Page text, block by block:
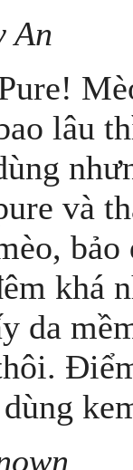
An
lâu
và
khá
da